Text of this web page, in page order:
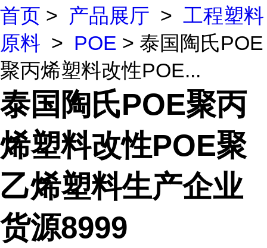
首页 > 产品展厅 > 工程塑料
原料 > POE > 泰国陶氏POE
聚丙烯塑料改性POE...
泰国陶氏POE聚丙
烯塑料改性POE聚
乙烯塑料生产企业
货源8999